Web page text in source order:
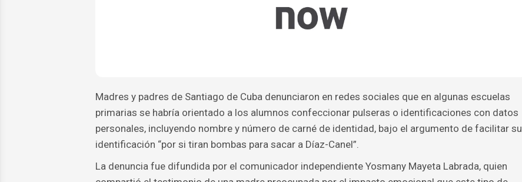
Madres y padres de Santiago de Cuba denunciaron en redes sociales que en algunas escuelas
primarias se habría orientado a los alumnos confeccionar pulseras o identificaciones con datos
personales, incluyendo nombre y número de carné de identidad, bajo el argumento de facilitar su
identificación “por si tiran bombas para sacar a Díaz-Canel”.
La denuncia fue difundida por el comunicador independiente Yosmany Mayeta Labrada, quien